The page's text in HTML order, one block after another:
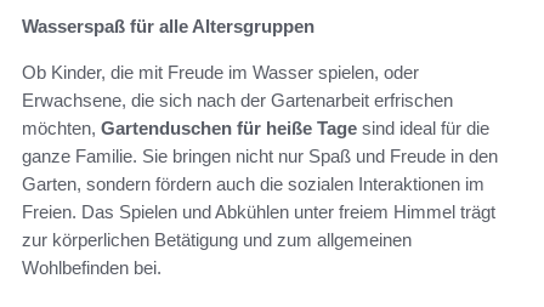
Wasserspaß für alle Altersgruppen
Ob Kinder, die mit Freude im Wasser spielen, oder
Erwachsene, die sich nach der Gartenarbeit erfrischen
möchten, Gartenduschen für heiße Tage sind ideal für die
ganze Familie. Sie bringen nicht nur Spaß und Freude in den
Garten, sondern fördern auch die sozialen Interaktionen im
Freien. Das Spielen und Abkühlen unter freiem Himmel trägt
zur körperlichen Betätigung und zum allgemeinen
Wohlbefinden bei.